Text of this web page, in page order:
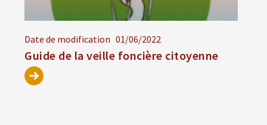
Date de modification 01/06/2022
Guide de la veille foncière citoyenne